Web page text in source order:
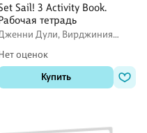
Sail! 3 Activity Book.
тетрадь
Дули, Вирджиния
оценок
Купить